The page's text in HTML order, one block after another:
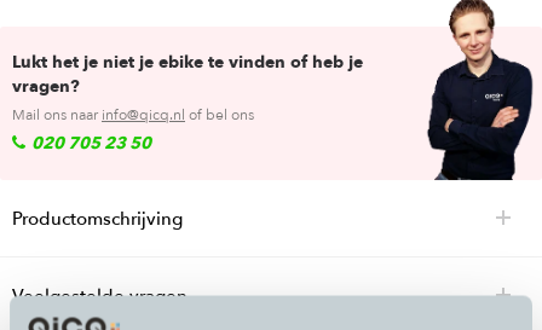
Lukt het je niet je ebike te vinden of heb je
vragen?
Mail ons naar info@qicq.nl of bel ons
020 705 23 50
Productomschrijving
Veelgestelde vragen